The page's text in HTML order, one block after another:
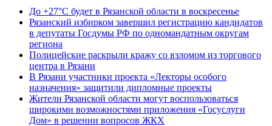
До +27°С будет в Рязанской области в воскресенье
Рязанский избирком завершил регистрацию кандидатов
в депутаты Госдумы РФ по одномандатным округам
региона
Полицейские раскрыли кражу со взломом из торгового
центра в Рязани
В Рязани участники проекта «Лекторы особого
назначения» защитили дипломные проекты
Жители Рязанской области могут воспользоваться
широкими возможностями приложения «Госуслуги
Дом» в решении вопросов ЖКХ